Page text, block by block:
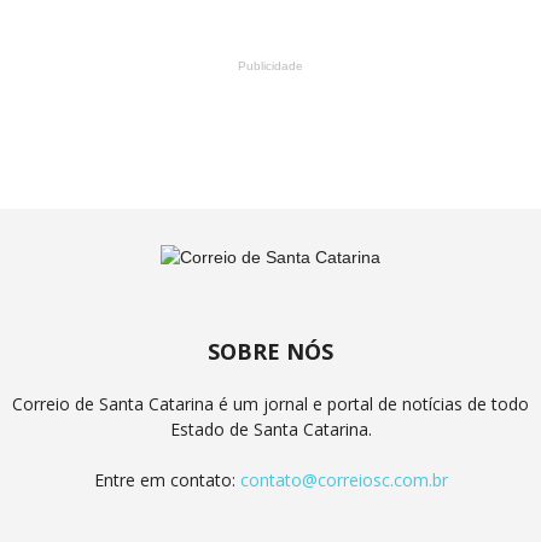
Publicidade
SOBRE NÓS
Correio de Santa Catarina é um jornal e portal de notícias de todo
Estado de Santa Catarina.
Entre em contato: contato@correiosc.com.br